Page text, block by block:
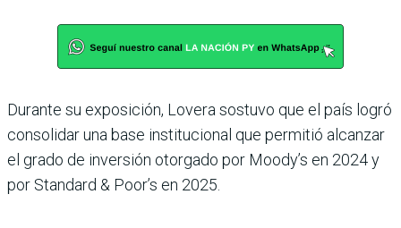
Durante su exposición, Lovera sostuvo que el país logró
consolidar una base institucional que permitió alcanzar
el grado de inver­sión otorgado por Moody’s en 2024 y
por Standard & Poor’s en 2025.